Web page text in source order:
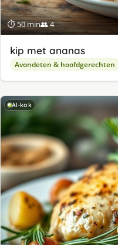
⏱ 50 min👥 4
kip met ananas
Avondeten & hoofdgerechten
AI-kok